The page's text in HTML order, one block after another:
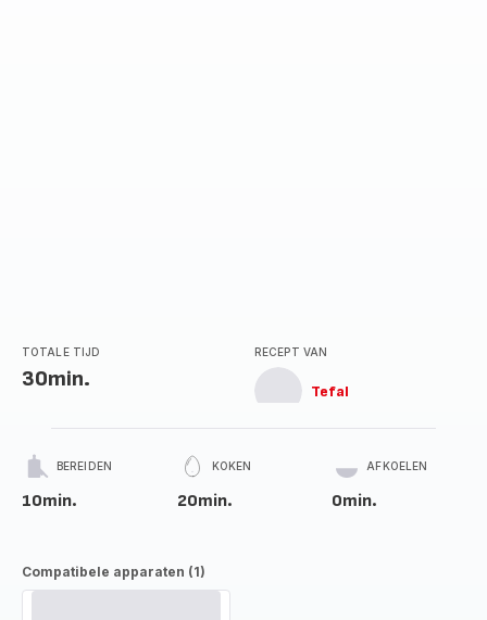
TOTALE TIJD
30min.
RECEPT VAN
Tefal
BEREIDEN
10min.
KOKEN
20min.
AFKOELEN
0min.
Compatibele apparaten (1)